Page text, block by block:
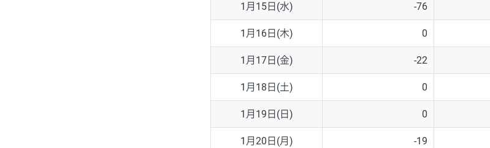
1月15日(水) -76
1月16日(木) 0
1月17日(金) -22
1月18日(土) 0
1月19日(日) 0
1月20日(月) -19